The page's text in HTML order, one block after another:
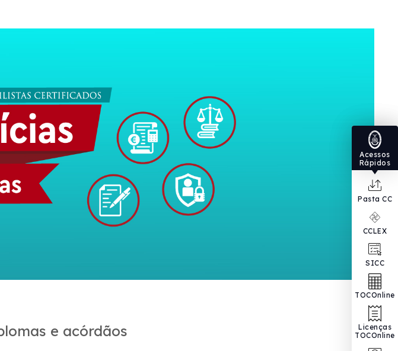
Acessos
Rápidos
Pasta CC
CCLEX
SICC
TOCOnline
Licenças
TOCOnline
e acórdãos